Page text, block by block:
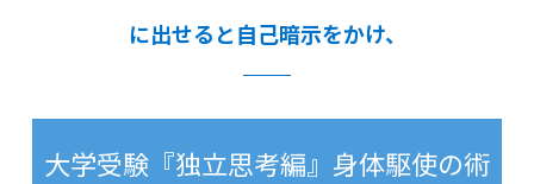
に出せると自己暗示をかけ、
大学受験『独立思考編』身体駆使の術